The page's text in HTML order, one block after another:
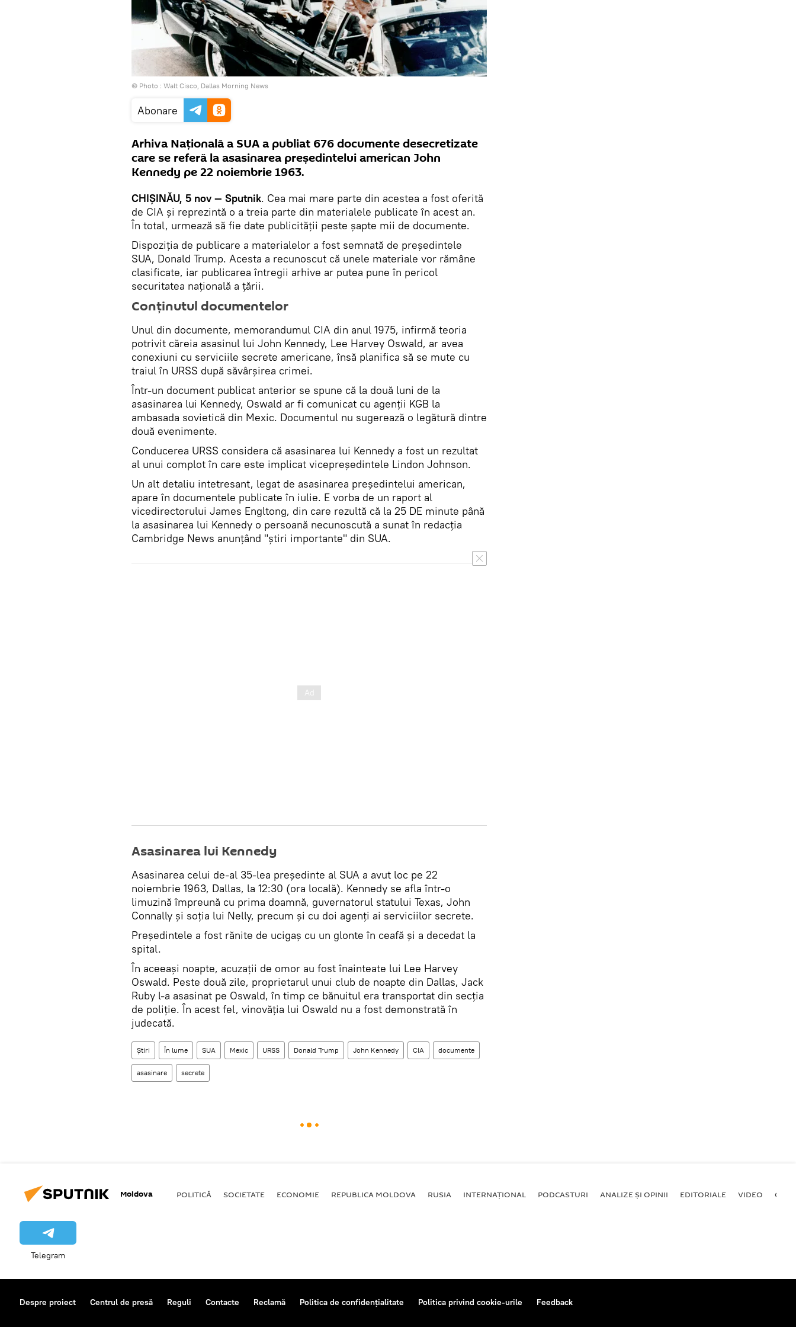
© Photo : Walt Cisco, Dallas Morning News
Abonare
Arhiva Națională a SUA a publiat 676 documente desecretizate
care se referă la asasinarea președintelui american John
Kennedy pe 22 noiembrie 1963.
CHIȘINĂU, 5 nov — Sputnik. Cea mai mare parte din acestea a fost oferită
de CIA și reprezintă o a treia parte din materialele publicate în acest an.
În total, urmează să fie date publicității peste șapte mii de documente.
Dispoziția de publicare a materialelor a fost semnată de președintele
SUA, Donald Trump. Acesta a recunoscut că unele materiale vor rămâne
clasificate, iar publicarea întregii arhive ar putea pune în pericol
securitatea națională a țării.
Conținutul documentelor
Unul din documente, memorandumul CIA din anul 1975, infirmă teoria
potrivit căreia asasinul lui John Kennedy, Lee Harvey Oswald, ar avea
conexiuni cu serviciile secrete americane, însă planifica să se mute cu
traiul în URSS după săvârșirea crimei.
Într-un document publicat anterior se spune că la două luni de la
asasinarea lui Kennedy, Oswald ar fi comunicat cu agenții KGB la
ambasada sovietică din Mexic. Documentul nu sugerează o legătură dintre
două evenimente.
Conducerea URSS considera că asasinarea lui Kennedy a fost un rezultat
al unui complot în care este implicat vicepreședintele Lindon Johnson.
Un alt detaliu intetresant, legat de asasinarea președintelui american,
apare în documentele publicate în iulie. E vorba de un raport al
vicedirectorului James Engltong, din care rezultă că la 25 DE minute până
la asasinarea lui Kennedy o persoană necunoscută a sunat în redacția
Cambridge News anunțând "știri importante" din SUA.
Asasinarea lui Kennedy
Asasinarea celui de-al 35-lea președinte al SUA a avut loc pe 22
noiembrie 1963, Dallas, la 12:30 (ora locală). Kennedy se afla într-o
limuzină împreună cu prima doamnă, guvernatorul statului Texas, John
Connally și soția lui Nelly, precum și cu doi agenți ai serviciilor secrete.
Președintele a fost rănite de ucigaș cu un glonte în ceafă și a decedat la
spital.
În aceeași noapte, acuzații de omor au fost înainteate lui Lee Harvey
Oswald. Peste două zile, proprietarul unui club de noapte din Dallas, Jack
Ruby l-a asasinat pe Oswald, în timp ce bănuitul era transportat din secția
de poliție. În acest fel, vinovăția lui Oswald nu a fost demonstrată în
judecată.
Știri În lume SUA Mexic URSS Donald Trump John Kennedy CIA documente
asasinare secrete
Moldova POLITICĂ SOCIETATE ECONOMIE REPUBLICA MOLDOVA RUSIA INTERNAȚIONAL PODCASTURI ANALIZE ȘI OPINII EDITORIALE VIDEO
Telegram
Despre proiect Centrul de presă Reguli Contacte Reclamă Politica de confidențialitate Politica privind cookie-urile Feedback